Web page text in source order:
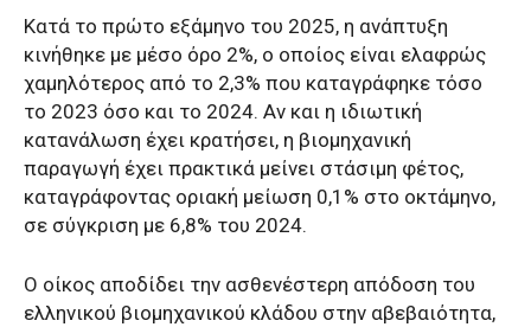
Κατά το πρώτο εξάμηνο του 2025, η ανάπτυξη
κινήθηκε με μέσο όρο 2%, ο οποίος είναι ελαφρώς
χαμηλότερος από το 2,3% που καταγράφηκε τόσο
το 2023 όσο και το 2024. Αν και η ιδιωτική
κατανάλωση έχει κρατήσει, η βιομηχανική
παραγωγή έχει πρακτικά μείνει στάσιμη φέτος,
καταγράφοντας οριακή μείωση 0,1% στο οκτάμηνο,
σε σύγκριση με 6,8% του 2024.
Ο οίκος αποδίδει την ασθενέστερη απόδοση του
ελληνικού βιομηχανικού κλάδου στην αβεβαιότητα,